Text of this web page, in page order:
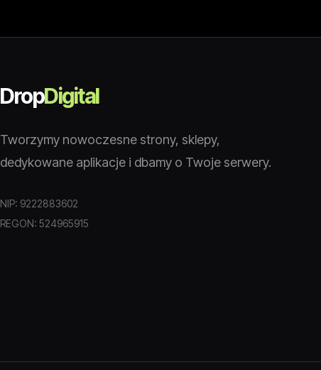
DropDigital
Tworzymy nowoczesne strony, sklepy,
dedykowane aplikacje i dbamy o Twoje serwery.
NIP: 9222883602
REGON: 524965915